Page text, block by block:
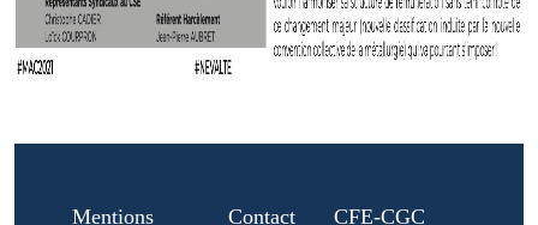
Mentions Contact CFE-CGC